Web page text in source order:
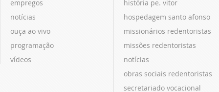
empregos
notícias
ouça ao vivo
programação
vídeos
história pe. vitor
hospedagem santo afonso
missionários redentoristas
missões redentoristas
notícias
obras sociais redentoristas
secretariado vocacional